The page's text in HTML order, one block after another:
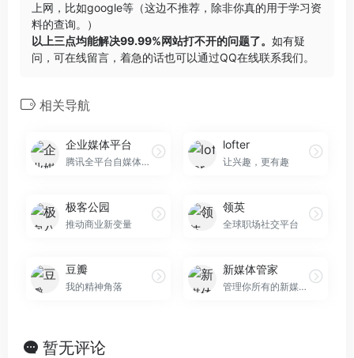
上网，比如google等（这边不推荐，除非你真的用于学习资
料的查询。）
以上三点均能解决99.99%网站打不开的问题了。 如有疑
问，可在线留言，着急的话也可以通过QQ在线联系我们。
相关导航
企业媒体平台
腾讯全平台自媒体管理
lofter
让兴趣，更有趣
极客公园
推动商业新变量
领英
全球职场社交平台
豆瓣
我的精神角落
新媒体管家
管理你所有的新媒体帐号
暂无评论